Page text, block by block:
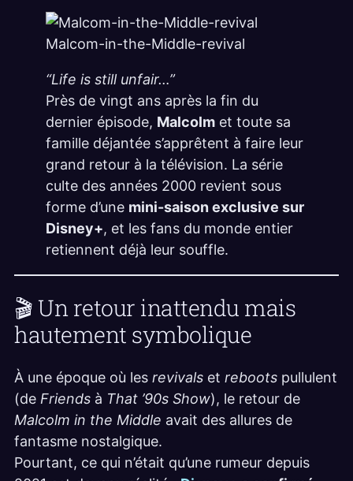
Malcom-in-the-Middle-revival
“Life is still unfair…”
Près de vingt ans après la fin du
dernier épisode, Malcolm et toute sa
famille déjantée s’apprêtent à faire leur
grand retour à la télévision. La série
culte des années 2000 revient sous
forme d’une mini-saison exclusive sur
Disney+, et les fans du monde entier
retiennent déjà leur souffle.
🎬 Un retour inattendu mais
hautement symbolique
À une époque où les revivals et reboots pullulent
(de Friends à That ’90s Show), le retour de
Malcolm in the Middle avait des allures de
fantasme nostalgique.
Pourtant, ce qui n’était qu’une rumeur depuis